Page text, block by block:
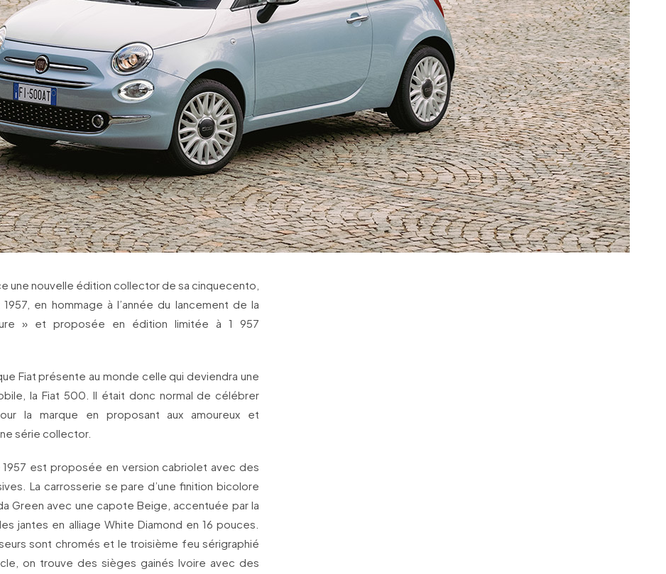
une nouvelle édition collector de sa cinquecento,
en hommage à l’année du lancement de la
» et proposée en édition limitée à 1 957
Fiat présente au monde celle qui deviendra une
la Fiat 500. Il était donc normal de célébrer
la marque en proposant aux amoureux et
série collector.
est proposée en version cabriolet avec des
La carrosserie se pare d’une finition bicolore
Green avec une capote Beige, accentuée par la
jantes en alliage White Diamond en 16 pouces.
sont chromés et le troisième feu sérigraphié
on trouve des sièges gainés Ivoire avec des